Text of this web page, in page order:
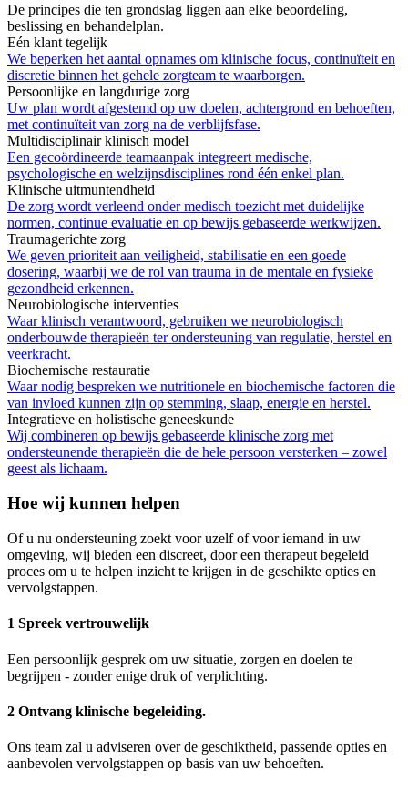
De principes die ten grondslag liggen aan elke beoordeling,
beslissing en behandelplan.
Eén klant tegelijk
We beperken het aantal opnames om klinische focus, continuïteit en
discretie binnen het gehele zorgteam te waarborgen.
Persoonlijke en langdurige zorg
Uw plan wordt afgestemd op uw doelen, achtergrond en behoeften,
met continuïteit van zorg na de verblijfsfase.
Multidisciplinair klinisch model
Een gecoördineerde teamaanpak integreert medische,
psychologische en welzijnsdisciplines rond één enkel plan.
Klinische uitmuntendheid
De zorg wordt verleend onder medisch toezicht met duidelijke
normen, continue evaluatie en op bewijs gebaseerde werkwijzen.
Traumagerichte zorg
We geven prioriteit aan veiligheid, stabilisatie en een goede
dosering, waarbij we de rol van trauma in de mentale en fysieke
gezondheid erkennen.
Neurobiologische interventies
Waar klinisch verantwoord, gebruiken we neurobiologisch
onderbouwde therapieën ter ondersteuning van regulatie, herstel en
veerkracht.
Biochemische restauratie
Waar nodig bespreken we nutritionele en biochemische factoren die
van invloed kunnen zijn op stemming, slaap, energie en herstel.
Integratieve en holistische geneeskunde
Wij combineren op bewijs gebaseerde klinische zorg met
ondersteunende therapieën die de hele persoon versterken – zowel
geest als lichaam.
Hoe wij kunnen helpen
Of u nu ondersteuning zoekt voor uzelf of voor iemand in uw
omgeving, wij bieden een discreet, door een therapeut begeleid
proces om u te helpen inzicht te krijgen in de geschikte opties en
vervolgstappen.
1 Spreek vertrouwelijk
Een persoonlijk gesprek om uw situatie, zorgen en doelen te
begrijpen - zonder enige druk of verplichting.
2 Ontvang klinische begeleiding.
Ons team zal u adviseren over de geschiktheid, passende opties en
aanbevolen vervolgstappen op basis van uw behoeften.